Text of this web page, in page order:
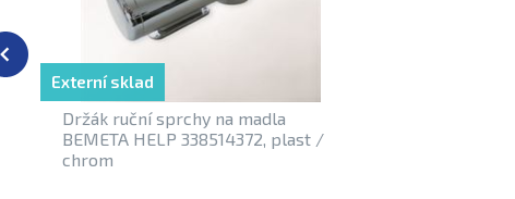
Držák ruční sprchy na madla
BEMETA HELP 338514372, plast /
chrom
Externí sklad